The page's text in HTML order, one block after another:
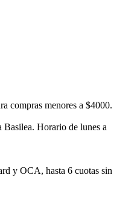
compras menores a $4000.
Basilea. Horario de lunes a
y OCA, hasta 6 cuotas sin